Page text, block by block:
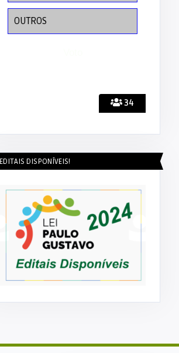
34
OUTROS
EDITAIS DISPONÍVEIS!
Comunicado Prefeitura